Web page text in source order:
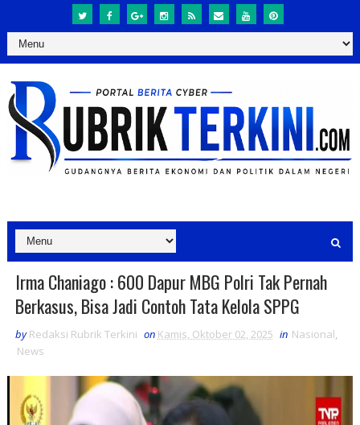
Irma Chaniago : 600 Dapur MBG Polri Tak Pernah
Berkasus, Bisa Jadi Contoh Tata Kelola SPPG
by Redaksi Rubrik Terkini on Kamis, Oktober 02, 2025 in Nasional,
News